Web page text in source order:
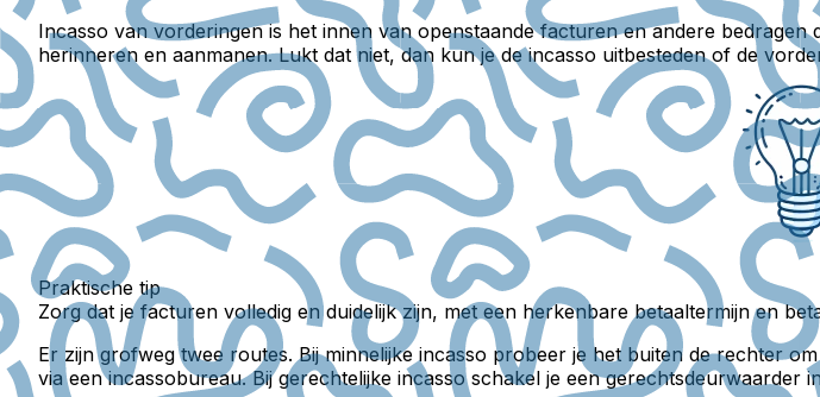
Incasso van vorderingenis het innen van openstaande facturen en andere bedragen
herinneren en aanmanen. Lukt dat niet, dan kun je de incasso uitbesteden of de
Praktische tip
Zorg dat je facturen volledig en duidelijk zijn, met een herkenbare betaaltermijn en
Er zijn grofweg twee routes. Bijminnelijke incasso probeer je het buiten de rechter
via een incassobureau. Bijgerechtelijke incassoschakel je een gerechtsdeurwaarder